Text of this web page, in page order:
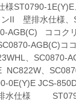
ST0790-
II 壁排水仕様、
AGB(C) ココク
AGB(C)
、SC0870-
NC822W、
0E(Y)E JCS-
水仕様 ST0790-